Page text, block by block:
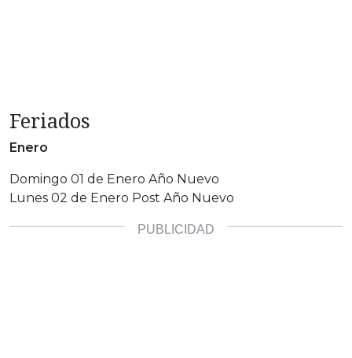
Feriados
Enero
Domingo 01 de Enero Año Nuevo
Lunes 02 de Enero Post Año Nuevo